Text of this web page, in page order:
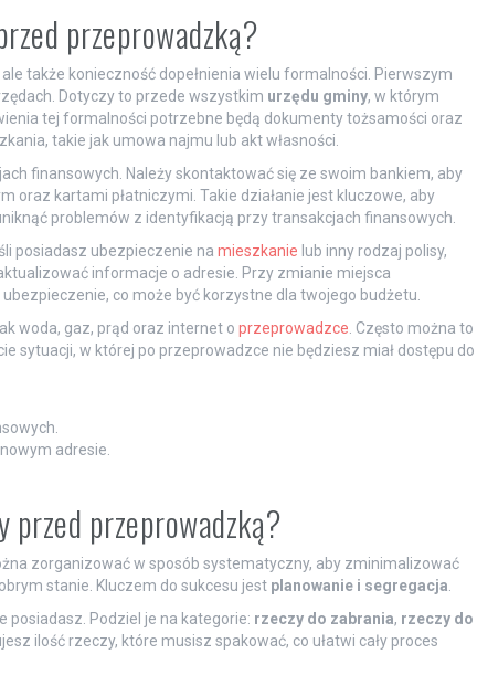
przeprowadzką?
także konieczność dopełnienia wielu formalności. Pierwszym
Dotyczy to przede wszystkim urzędu gminy, w którym
tej formalności potrzebne będą dokumenty tożsamości oraz
takie jak umowa najmu lub akt własności.
finansowych. Należy skontaktować się ze swoim bankiem, aby
kartami płatniczymi. Takie działanie jest kluczowe, aby
problemów z identyfikacją przy transakcjach finansowych.
posiadasz ubezpieczenie na mieszkanie lub inny rodzaj polisy,
informacje o adresie. Przy zmianie miejsca
co może być korzystne dla twojego budżetu.
woda, gaz, prąd oraz internet o przeprowadzce . Często można to
sytuacji, w której po przeprowadzce nie będziesz miał dostępu do
adresie.
przed przeprowadzką?
zorganizować w sposób systematyczny, aby zminimalizować
stanie. Kluczem do sukcesu jest planowanie i segregacja
Podziel je na kategorie: rzeczy do zabrania, rzeczy do
ilość rzeczy, które musisz spakować, co ułatwi cały proces